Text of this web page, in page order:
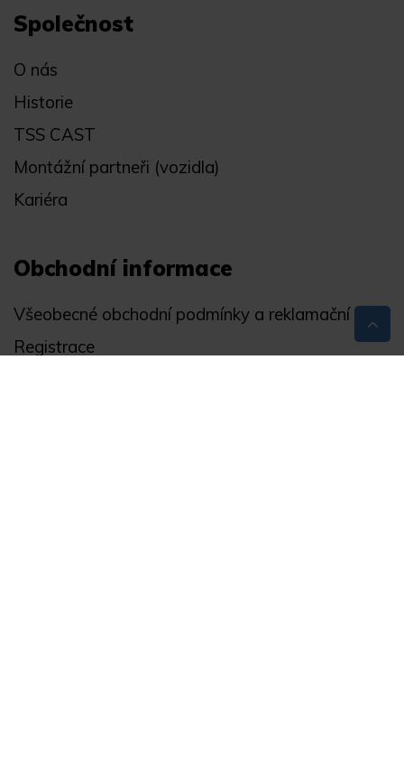
Společnost
O nás
Historie
TSS CAST
Montážní partneři (vozidla)
Kariéra
Obchodní informace
Všeobecné obchodní podmínky a reklamační řád
Registrace